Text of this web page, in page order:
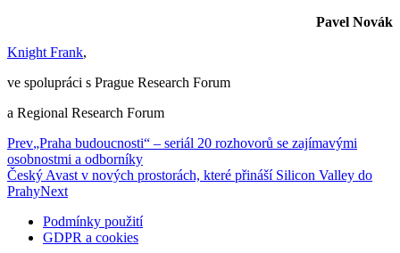
Pavel Novák
Knight Frank,
ve spolupráci s Prague Research Forum
a Regional Research Forum
Prev„Praha budoucnosti“ – seriál 20 rozhovorů se zajímavými
osobnostmi a odborníky
Český Avast v nových prostorách, které přináší Silicon Valley do
PrahyNext
Podmínky použití
GDPR a cookies